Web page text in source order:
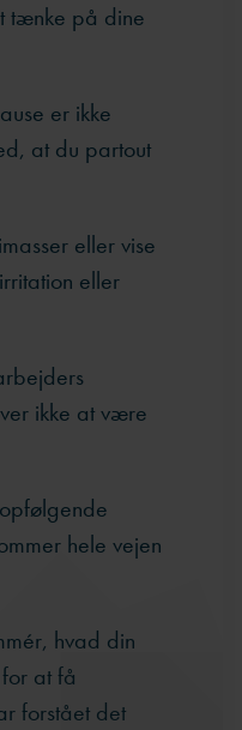
tænke på dine
er ikke
at du partout
eller vise
eller
ikke at være
hele vejen
hvad din
at få
forstået det